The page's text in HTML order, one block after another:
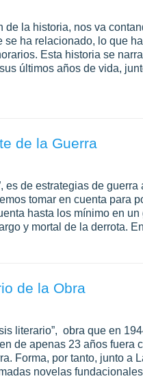
la historia, nos va
ha relacionado, lo que
Esta historia se
últimos años de vida,
de la Guerra
es de estrategias de guerra
tomar en cuenta para
hasta los mínimo en
y mortal de la derrota.
de la Obra
literario”, obra que en
de apenas 23 años fuera
Forma, por tanto, junto a
novelas